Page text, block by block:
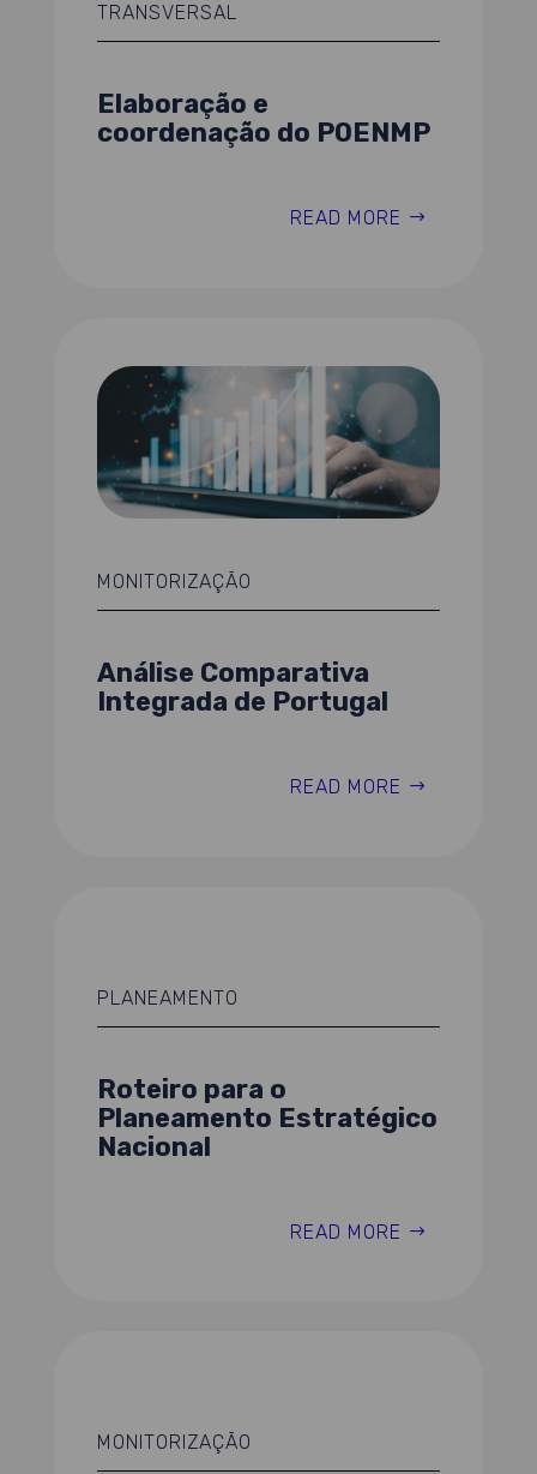
TRANSVERSAL
Elaboração e
coordenação do POENMP
READ MORE
MONITORIZAÇÃO
Análise Comparativa
Integrada de Portugal
READ MORE
PLANEAMENTO
Roteiro para o
Planeamento Estratégico
Nacional
READ MORE
MONITORIZAÇÃO